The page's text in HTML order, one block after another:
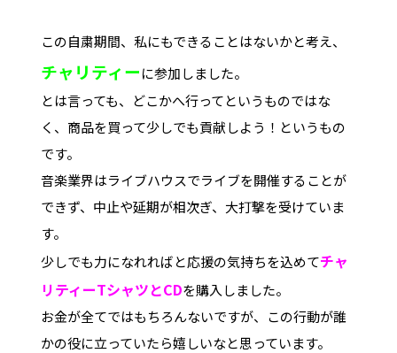
この自粛期間、私にもできることはないかと考え、
チャリティーに参加しました。
とは言っても、どこかへ行ってというものではな
く、商品を買って少しでも貢献しよう！というもの
です。
音楽業界はライブハウスでライブを開催することが
できず、中止や延期が相次ぎ、大打撃を受けていま
す。
少しでも力になれればと応援の気持ちを込めてチャ
リティーTシャツとCDを購入しました。
お金が全てではもちろんないですが、この行動が誰
かの役に立っていたら嬉しいなと思っています。